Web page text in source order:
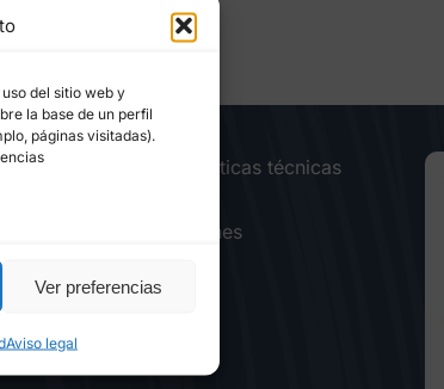
del sitio web y
la base de un perfil
páginas visitadas).
Ver preferencias
Aviso legal
Características técnicas
Aplicaciones
Empleo